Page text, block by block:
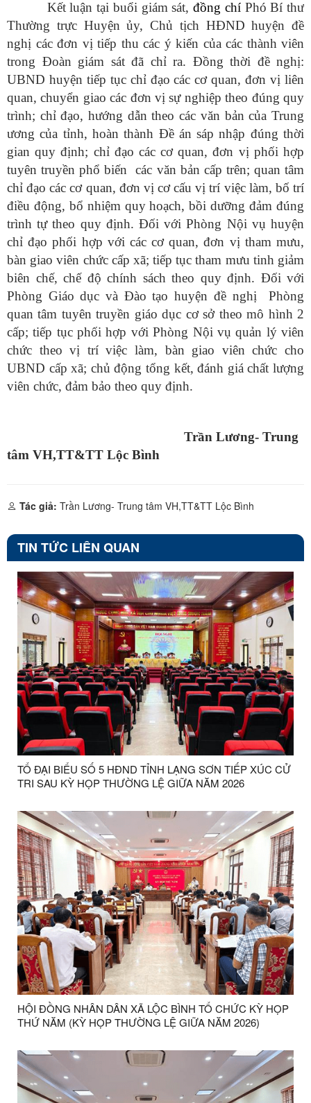
Kết luận tại buổi giám sát, đồng chí Phó Bí thư
Thường trực Huyện ủy, Chủ tịch HĐND huyện đề
nghị các đơn vị tiếp thu các ý kiến của các thành viên
trong Đoàn giám sát đã chỉ ra. Đồng thời đề nghị:
UBND huyện tiếp tục chỉ đạo các cơ quan, đơn vị liên
quan, chuyển giao các đơn vị sự nghiệp theo đúng quy
trình; chỉ đạo, hướng dẫn theo các văn bản của Trung
ương của tỉnh, hoàn thành Đề án sáp nhập đúng thời
gian quy định; chỉ đạo các cơ quan, đơn vị phối hợp
tuyên truyền phổ biến các văn bản cấp trên; quan tâm
chỉ đạo các cơ quan, đơn vị cơ cấu vị trí việc làm, bố trí
điều động, bổ nhiệm quy hoạch, bồi dưỡng đảm đúng
trình tự theo quy định. Đối với Phòng Nội vụ huyện
chỉ đạo phối hợp với các cơ quan, đơn vị tham mưu,
bàn giao viên chức cấp xã; tiếp tục tham mưu tinh giảm
biên chế, chế độ chính sách theo quy định. Đối với
Phòng Giáo dục và Đào tạo huyện đề nghị Phòng
quan tâm tuyên truyền giáo dục cơ sở theo mô hình 2
cấp; tiếp tục phối hợp với Phòng Nội vụ quản lý viên
chức theo vị trí việc làm, bàn giao viên chức cho
UBND cấp xã; chủ động tổng kết, đánh giá chất lượng
viên chức, đảm bảo theo quy định.
Trần Lương- Trung
tâm VH,TT&TT Lộc Bình
Tác giả: Trần Lương- Trung tâm VH,TT&TT Lộc Bình
TIN TỨC LIÊN QUAN
TỔ ĐẠI BIỂU SỐ 5 HĐND TỈNH LẠNG SƠN TIẾP XÚC CỬ
TRI SAU KỲ HỌP THƯỜNG LỆ GIỮA NĂM 2026
HỘI ĐỒNG NHÂN DÂN XÃ LỘC BÌNH TỔ CHỨC KỲ HỌP
THỨ NĂM (KỲ HỌP THƯỜNG LỆ GIỮA NĂM 2026)